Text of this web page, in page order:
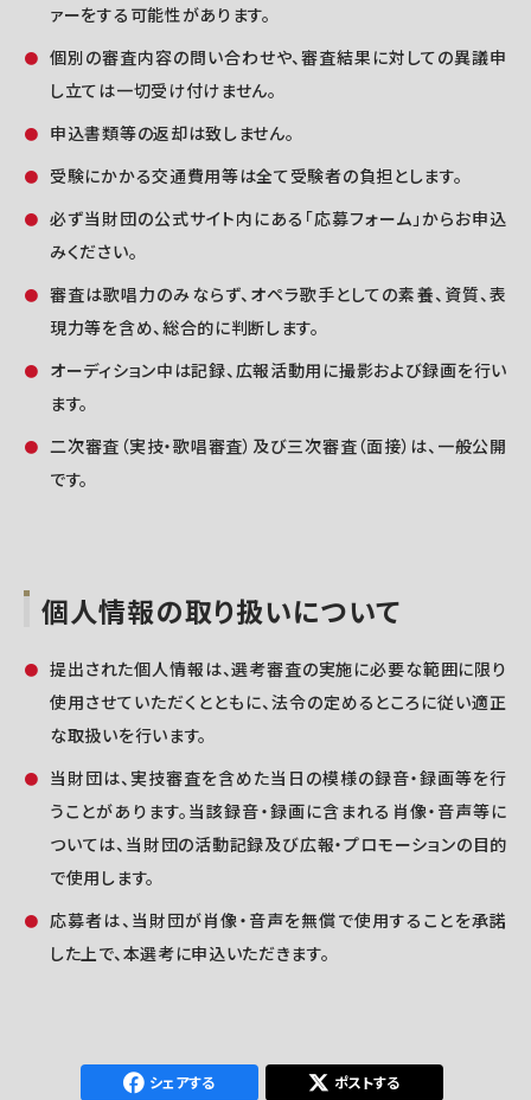
ァーをする可能性があります。
個別の審査内容の問い合わせや、審査結果に対しての異議申
し立ては一切受け付けません。
申込書類等の返却は致しません。
受験にかかる交通費用等は全て受験者の負担とします。
必ず当財団の公式サイト内にある「応募フォーム」からお申込
みください。
審査は歌唱力のみならず、オペラ歌手としての素養、資質、表
現力等を含め、総合的に判断します。
オーディション中は記録、広報活動用に撮影および録画を行い
ます。
二次審査（実技・歌唱審査）及び三次審査（面接）は、一般公開
です。
個人情報の取り扱いについて
提出された個人情報は、選考審査の実施に必要な範囲に限り
使用させていただくとともに、法令の定めるところに従い適正
な取扱いを行います。
当財団は、実技審査を含めた当日の模様の録音・録画等を行
うことがあります。当該録音・録画に含まれる肖像・音声等に
ついては、当財団の活動記録及び広報・プロモーションの目的
で使用します。
応募者は、当財団が肖像・音声を無償で使用することを承諾
した上で、本選考に申込いただきます。
シェアする ポストする